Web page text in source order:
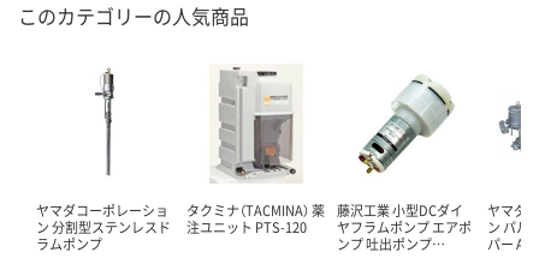
このカテゴリーの人気商品
ヤマダコーポレーショ
ン 分割型ステンレスド
ラムポンプ
タクミナ（TACMINA） 薬
注ユニット PTS-120
藤沢工業 小型DCダイ
ヤフラムポンプ エアポ
ンプ 吐出ポンプ…
ヤマダ
ン パル
パー AD